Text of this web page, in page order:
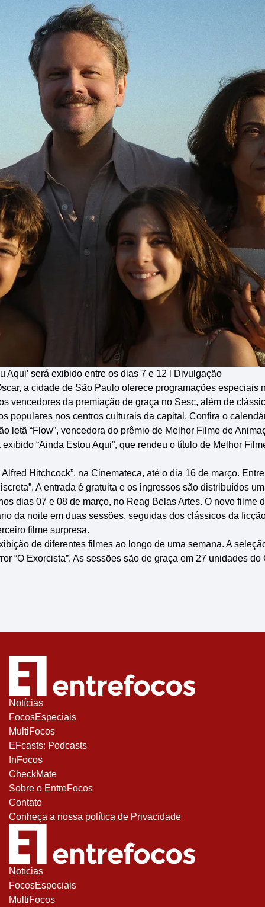
Aqui’ será exibido entre os dias 7 e 12 l Divulgação
a cidade de São Paulo oferece programações especiais
vencedores da premiação de graça no Sesc, além de
populares nos centros culturais da capital. Confira o
letã “Flow”, vencedora do prêmio de Melhor Filme de
“Ainda Estou Aqui”, que rendeu o título de Melhor
Hitchcock”, na Cinemateca, até o dia 16 de março.
A entrada é gratuita e os ingressos são distribuídos
dias 07 e 08 de março, no Reag Belas Artes. O novo filme
da noite em duas sessões, seguidas dos clássicos da
filme surpresa.
de diferentes filmes ao longo de uma semana. A
“O Exorcista”. As sessões são de graça em 27 unidades
Notícias
FocosEspeciais
MultiFocos
EFcasts: Podcasts
InFocos
CheckMate
Sobre o EntreFocos
Contato
Conheça a nossa política de Privacidade
Notícias
FocosEspeciais
MultiFocos